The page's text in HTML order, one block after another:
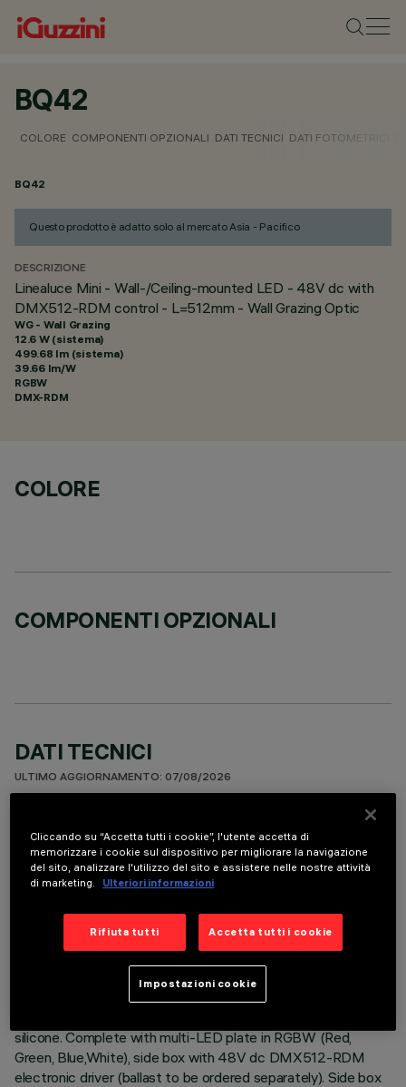
BQ42
COLORE COMPONENTI OPZIONALI DATI TECNICI DATI FOTOMETRICI
BQ42
Questo prodotto è adatto solo al mercato Asia - Pacifico
DESCRIZIONE
Linealuce Mini - Wall-/Ceiling-mounted LED - 48V dc with
DMX512-RDM control - L=512mm - Wall Grazing Optic
WG - Wall Grazing
12.6 W (sistema)
499.68 lm (sistema)
39.66 lm/W
RGBW
DMX-RDM
COLORE
COMPONENTI OPZIONALI
DATI TECNICI
ULTIMO AGGIORNAMENTO: 07/08/2026
Direct light luminaire, designed to use RGBW LED lamps
(Red, Green, Blue,White), 48V dc with DMX512-RDM
for DMX driver and supports for installation (to be ordered
separately). Extruded aluminium body and side box, with
Coated with liquid acrylic paint with a high level of weather
and UV ray resistance. The top of the optical assembly is
silicone. Complete with multi-LED plate in RGBW (Red,
Green, Blue,White), side box with 48V dc DMX512-RDM
electronic driver (ballast to be ordered separately). Side box
Cliccando su “Accetta tutti i cookie”, l'utente accetta di
memorizzare i cookie sul dispositivo per migliorare la navigazione
del sito, analizzare l'utilizzo del sito e assistere nelle nostre attività
di marketing.
Ulteriori informazioni
Rifiuta tutti Accetta tutti i cookie
Impostazioni cookie